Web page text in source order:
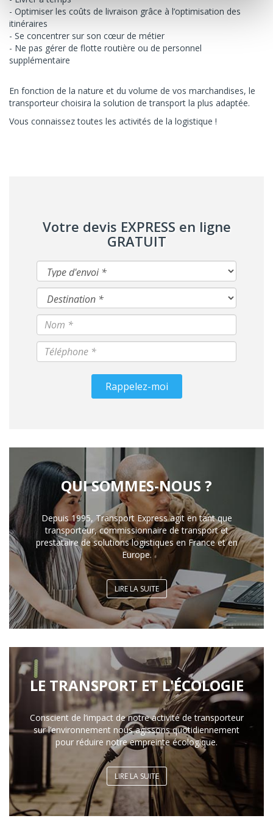
Optimiser les coûts de livraison grâce à l’optimisation des
itinéraires
Se concentrer sur son cœur de métier
Ne pas gérer de flotte routière ou de personnel
supplémentaire
En fonction de la nature et du volume de vos marchandises, le
transporteur choisira la solution de transport la plus adaptée.
Vous connaissez toutes les activités de la logistique !
Votre devis EXPRESS en ligne
GRATUIT
Rappelez-moi
QUI SOMMES-NOUS ?
Depuis 1995, Transport Express agit en tant que
transporteur, commissionnaire de transport et
prestataire de solutions logistiques en France et en
Europe.
LIRE LA SUITE
LE TRANSPORT ET L'ÉCOLOGIE
Conscient de l’impact de notre activité de transporteur
sur l’environnement nous agissons quotidiennement
pour réduire notre empreinte écologique.
LIRE LA SUITE